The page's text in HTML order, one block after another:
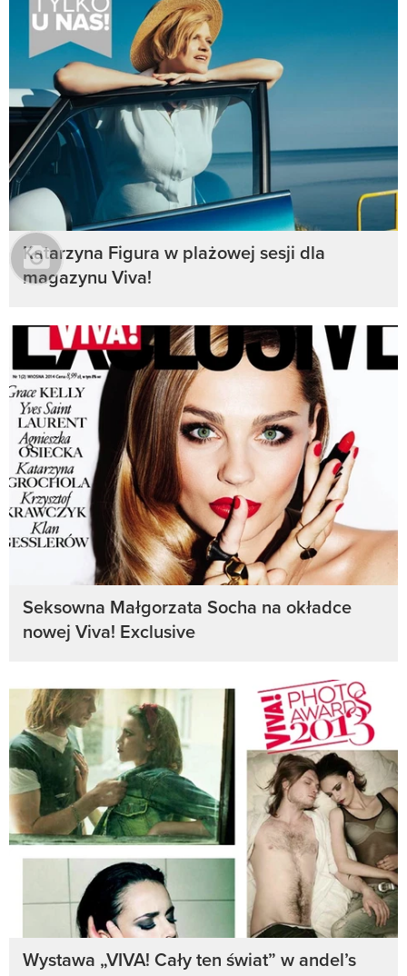
Katarzyna Figura w plażowej sesji dla
magazynu Viva!
Seksowna Małgorzata Socha na okładce
nowej Viva! Exclusive
Wystawa „VIVA! Cały ten świat” w andel’s